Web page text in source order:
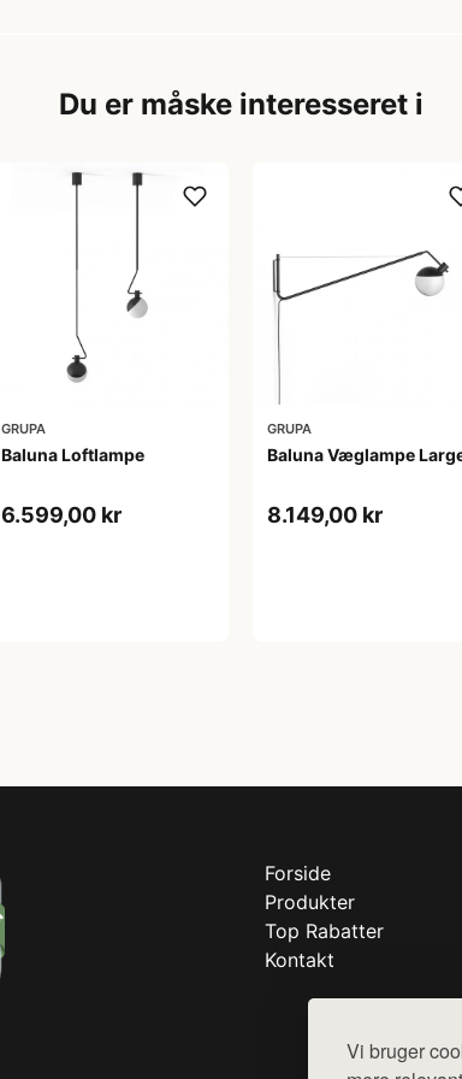
Vi bruger
Du er måske interesseret i
GRUPA
Baluna Loftlampe
6.599,00 kr
GRUPA
Baluna Væglampe
8.149,00 kr
Forside
Produkter
Top Rabatter
Kontakt